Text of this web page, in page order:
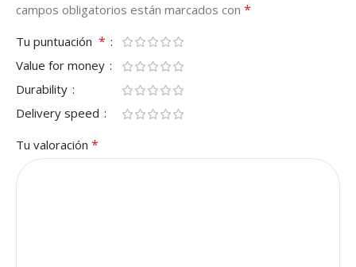
campos obligatorios están marcados con *
Tu puntuación *
Value for money
Durability
Delivery speed
Tu valoración *